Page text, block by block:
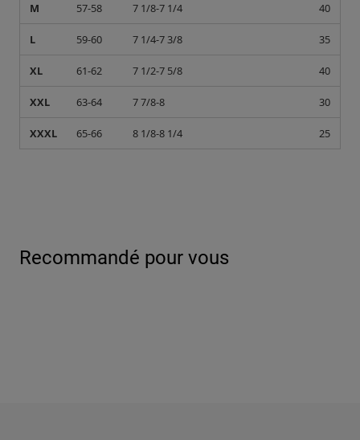
M 57-58 7 1/8-7 1/4 40
L 59-60 7 1/4-7 3/8 35
XL 61-62 7 1/2-7 5/8 40
XXL 63-64 7 7/8-8 30
XXXL 65-66 8 1/8-8 1/4 25
Recommandé pour vous